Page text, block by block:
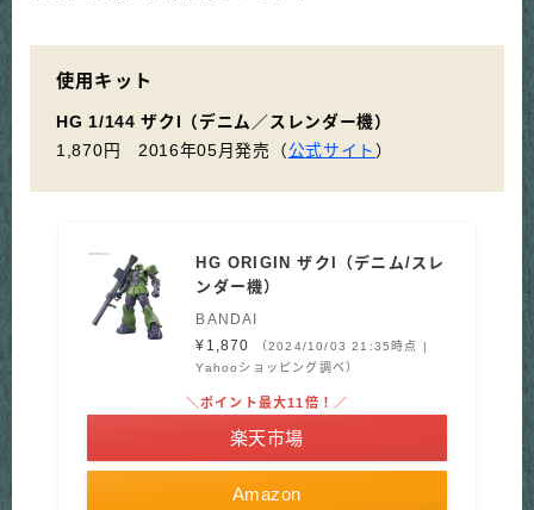
使用キット
HG 1/144 ザクI（デニム／スレンダー機）
1,870円 2016年05月発売（ 公式サイト ）
HG ORIGIN ザクI（デニム/スレ
ンダー機）
BANDAI
¥1,870
（2024/10/03 21:35時点 |
Yahooショッピング調べ）
Amazon
＼ポイント最大11倍！／
楽天市場